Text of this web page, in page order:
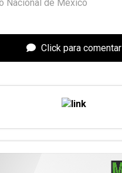
Nacional de México
Click para comentar